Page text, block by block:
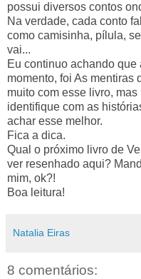
possui diversos contos
Na verdade, cada conto
como camisinha, pílula,
vai...
Eu continuo achando
momento, foi As mentiras
muito com esse livro,
identifique com as
achar esse melhor.
Fica a dica.
Qual o próximo livro de
ver resenhado aqui?
mim, ok?!
Boa leitura!
Natalia Eiras
8 comentários: